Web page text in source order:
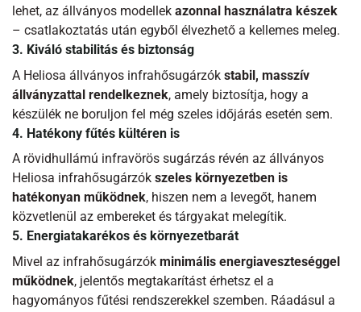
lehet, az állványos modellek azonnal használatra készek
– csatlakoztatás után egyből élvezhető a kellemes meleg.
3. Kiváló stabilitás és biztonság
A Heliosa állványos infrahősugárzók stabil, masszív
állványzattal rendelkeznek, amely biztosítja, hogy a
készülék ne boruljon fel még szeles időjárás esetén sem.
4. Hatékony fűtés kültéren is
A rövidhullámú infravörös sugárzás révén az állványos
Heliosa infrahősugárzók szeles környezetben is
hatékonyan működnek, hiszen nem a levegőt, hanem
közvetlenül az embereket és tárgyakat melegítik.
5. Energiatakarékos és környezetbarát
Mivel az infrahősugárzók minimális energiaveszteséggel
működnek, jelentős megtakarítást érhetsz el a
hagyományos fűtési rendszerekkel szemben. Ráadásul a